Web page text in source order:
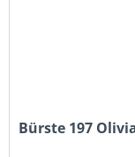
Bürste 197